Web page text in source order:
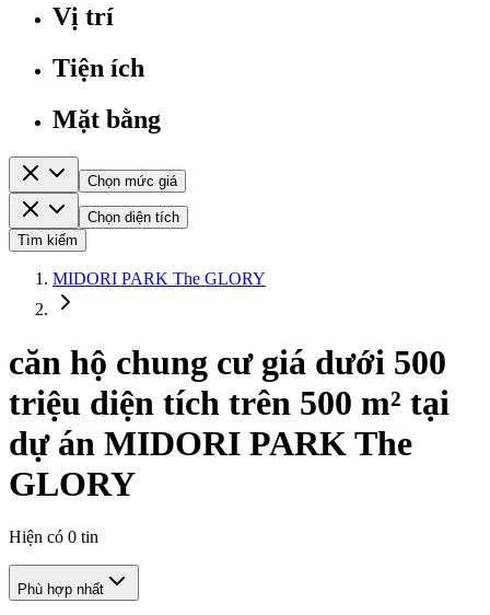
Vị trí
Tiện ích
Mặt bằng
Chọn mức giá
Chọn diện tích
Tìm kiếm
MIDORI PARK The GLORY
căn hộ chung cư giá dưới 500
triệu diện tích trên 500 m² tại
dự án MIDORI PARK The
GLORY
Hiện có 0 tin
Phù hợp nhất